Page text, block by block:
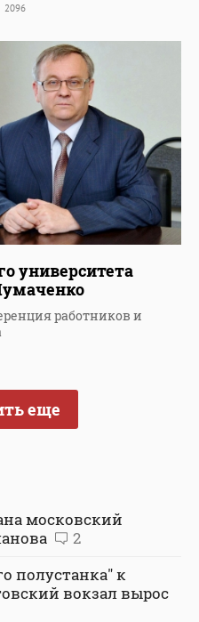
2096
университета
работников и
еще
московский
2
полустанка" к
вокзал вырос